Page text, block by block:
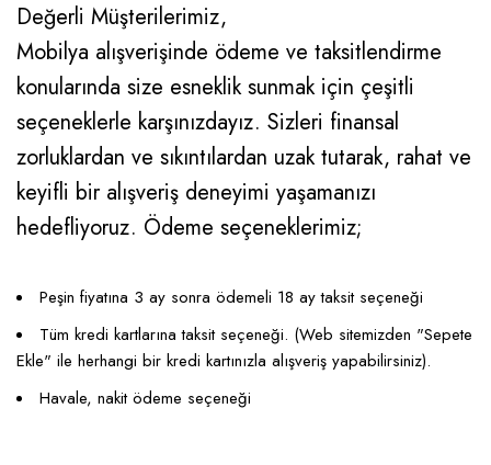
Değerli Müşterilerimiz,
Mobilya alışverişinde ödeme ve taksitlendirme
konularında size esneklik sunmak için çeşitli
seçeneklerle karşınızdayız. Sizleri finansal
zorluklardan ve sıkıntılardan uzak tutarak, rahat ve
keyifli bir alışveriş deneyimi yaşamanızı
hedefliyoruz. Ödeme seçeneklerimiz;
Peşin fiyatına 3 ay sonra ödemeli 18 ay taksit seçeneği
Tüm kredi kartlarına taksit seçeneği. (Web sitemizden "Sepete
Ekle" ile herhangi bir kredi kartınızla alışveriş yapabilirsiniz).
Havale, nakit ödeme seçeneği